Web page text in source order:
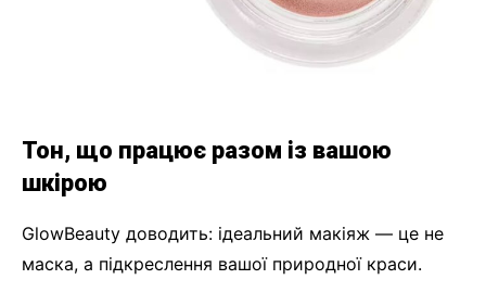
Тон, що працює разом із вашою
шкірою
GlowBeauty доводить: ідеальний макіяж — це не
маска, а підкреслення вашої природної краси.